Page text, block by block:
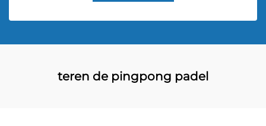
teren de pingpong padel